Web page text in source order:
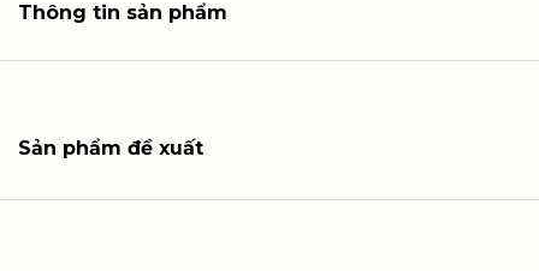
Thông tin sản phẩm
Sản phẩm đề xuất